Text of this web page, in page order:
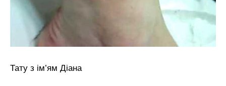
Тату з ім’ям Діана